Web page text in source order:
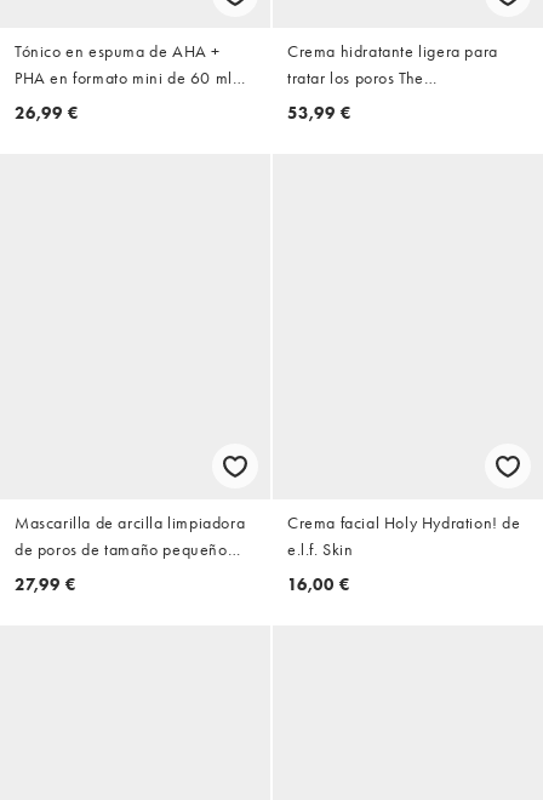
Tónico en espuma de AHA +
PHA en formato mini de 60 ml
The POREfessional Tight 'N
26,99 €
Crema hidratante ligera para
tratar los poros The
POREfessional Smooth Sip de
53,99 €
Mascarilla de arcilla limpiadora
de poros de tamaño pequeño
The POREfessional Deep Retreat
27,99 €
Crema facial Holy Hydration! de
e.l.f. Skin
16,00 €